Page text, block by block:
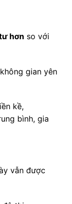
hơn so với
gian yên
kề,
bình, gia
vẫn được